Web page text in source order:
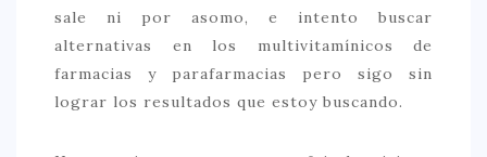
> 50 €
NUESTROS FAVORITOS
sale ni por asomo, e intento buscar
alternativas en los multivitamínicos de
farmacias y parafarmacias pero sigo sin
lograr los resultados que estoy buscando.